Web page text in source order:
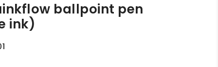
ballpoint pen
ink)